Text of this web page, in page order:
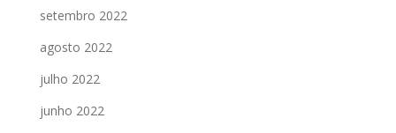
setembro 2022
agosto 2022
julho 2022
junho 2022